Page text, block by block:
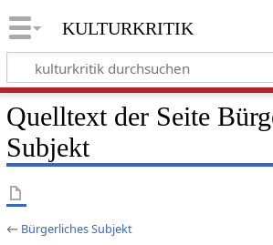
kulturkritik
Quelltext der Seite
Subjekt
← Bürgerliches Subjekt